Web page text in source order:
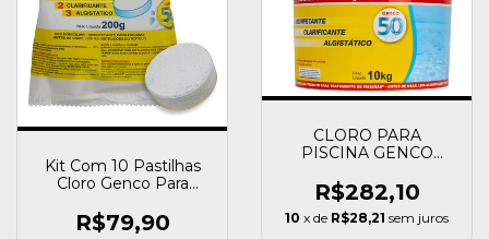
Kit Com 10 Pastilhas
Cloro Genco Para
Piscinas
R$79,90
CLORO PARA
PISCINA GENCO
R$282,10
10 x de R$28,21 sem juros